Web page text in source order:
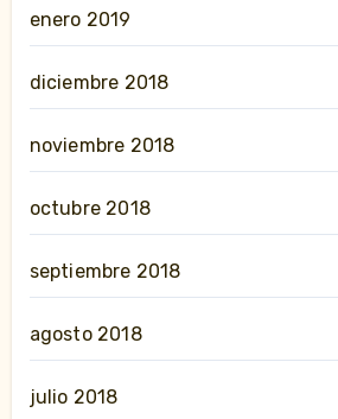
enero 2019
diciembre 2018
noviembre 2018
octubre 2018
septiembre 2018
agosto 2018
julio 2018